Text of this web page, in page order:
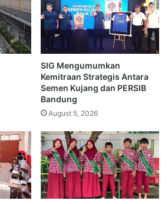
SIG Mengumumkan
Kemitraan Strategis Antara
Semen Kujang dan PERSIB
Bandung
August 5, 2026